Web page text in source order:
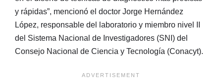
y rápidas”, mencionó el doctor Jorge Hernández
López, responsable del laboratorio y miembro nivel II
del Sistema Nacional de Investigadores (SNI) del
Consejo Nacional de Ciencia y Tecnología (Conacyt).